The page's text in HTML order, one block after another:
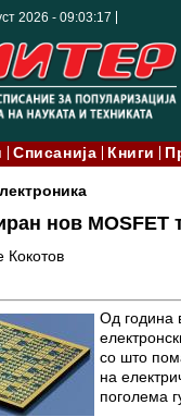
2026 - 09:03:18
Списанија Книги
нов MOSFET
Кокотов
Од година
со што
на
поголема